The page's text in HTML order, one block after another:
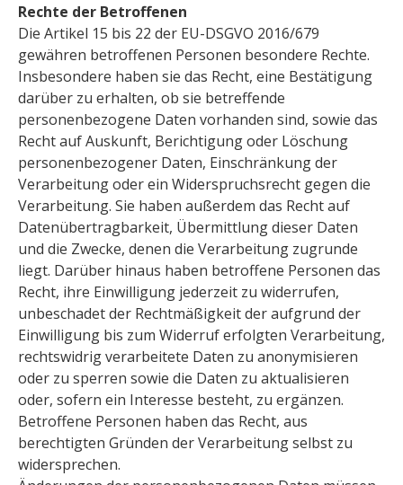
Rechte der Betroffenen
Die Artikel 15 bis 22 der EU-DSGVO 2016/679
gewähren betroffenen Personen besondere Rechte.
Insbesondere haben sie das Recht, eine Bestätigung
darüber zu erhalten, ob sie betreffende
personenbezogene Daten vorhanden sind, sowie das
Recht auf Auskunft, Berichtigung oder Löschung
personenbezogener Daten, Einschränkung der
Verarbeitung oder ein Widerspruchsrecht gegen die
Verarbeitung. Sie haben außerdem das Recht auf
Datenübertragbarkeit, Übermittlung dieser Daten
und die Zwecke, denen die Verarbeitung zugrunde
liegt. Darüber hinaus haben betroffene Personen das
Recht, ihre Einwilligung jederzeit zu widerrufen,
unbeschadet der Rechtmäßigkeit der aufgrund der
Einwilligung bis zum Widerruf erfolgten Verarbeitung,
rechtswidrig verarbeitete Daten zu anonymisieren
oder zu sperren sowie die Daten zu aktualisieren
oder, sofern ein Interesse besteht, zu ergänzen.
Betroffene Personen haben das Recht, aus
berechtigten Gründen der Verarbeitung selbst zu
widersprechen.